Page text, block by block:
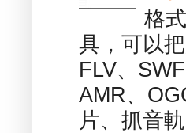
格
具，可以
FLV、
AMR、
片、抓音